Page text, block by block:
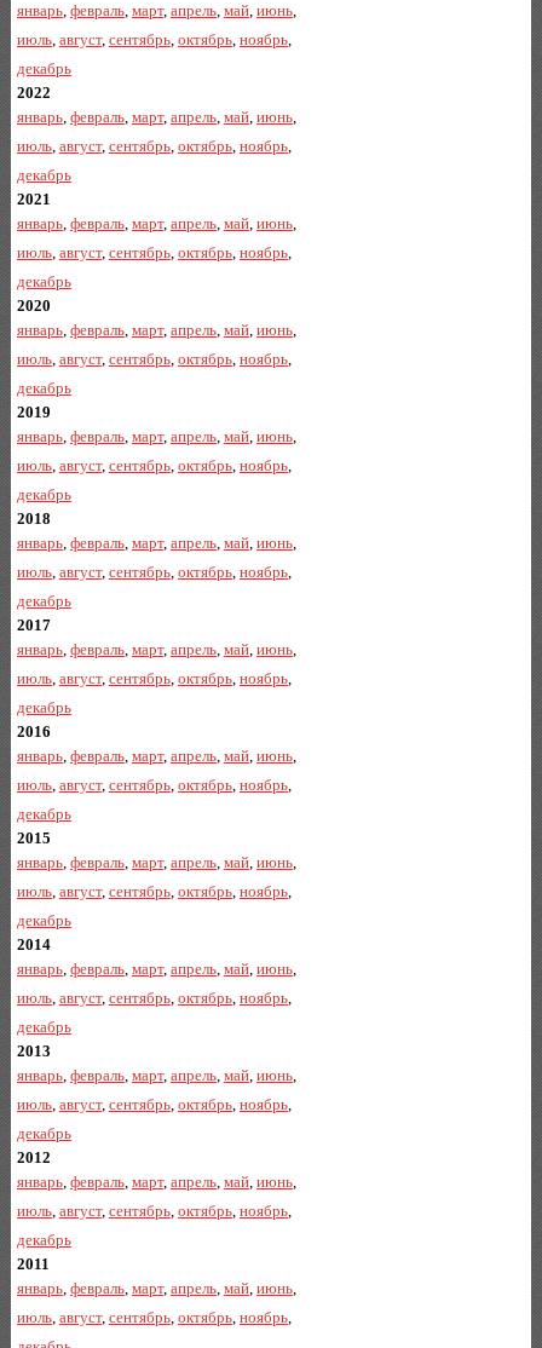
январь, февраль, март, апрель, май, июнь,
июль, август, сентябрь, октябрь, ноябрь,
декабрь
2022
январь, февраль, март, апрель, май, июнь,
июль, август, сентябрь, октябрь, ноябрь,
декабрь
2021
январь, февраль, март, апрель, май, июнь,
июль, август, сентябрь, октябрь, ноябрь,
декабрь
2020
январь, февраль, март, апрель, май, июнь,
июль, август, сентябрь, октябрь, ноябрь,
декабрь
2019
январь, февраль, март, апрель, май, июнь,
июль, август, сентябрь, октябрь, ноябрь,
декабрь
2018
январь, февраль, март, апрель, май, июнь,
июль, август, сентябрь, октябрь, ноябрь,
декабрь
2017
январь, февраль, март, апрель, май, июнь,
июль, август, сентябрь, октябрь, ноябрь,
декабрь
2016
январь, февраль, март, апрель, май, июнь,
июль, август, сентябрь, октябрь, ноябрь,
декабрь
2015
январь, февраль, март, апрель, май, июнь,
июль, август, сентябрь, октябрь, ноябрь,
декабрь
2014
январь, февраль, март, апрель, май, июнь,
июль, август, сентябрь, октябрь, ноябрь,
декабрь
2013
январь, февраль, март, апрель, май, июнь,
июль, август, сентябрь, октябрь, ноябрь,
декабрь
2012
январь, февраль, март, апрель, май, июнь,
июль, август, сентябрь, октябрь, ноябрь,
декабрь
2011
январь, февраль, март, апрель, май, июнь,
июль, август, сентябрь, октябрь, ноябрь,